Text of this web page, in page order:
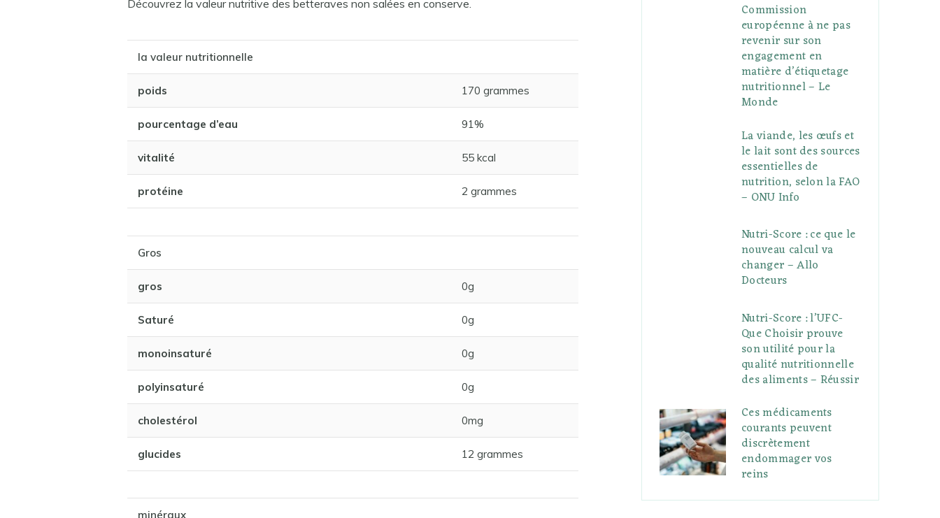
Découvrez la valeur nutritive des betteraves non salées en conserve.
la valeur nutritionnelle
poids 170 grammes
pourcentage d’eau 91%
vitalité 55 kcal
protéine 2 grammes
Gros
gros 0g
Saturé 0g
monoinsaturé 0g
polyinsaturé 0g
cholestérol 0mg
glucides 12 grammes
minéraux
Commission
européenne à ne pas
revenir sur son
engagement en
matière d’étiquetage
nutritionnel – Le
Monde
La viande, les œufs et
le lait sont des sources
essentielles de
nutrition, selon la FAO
– ONU Info
Nutri-Score : ce que le
nouveau calcul va
changer – Allo
Docteurs
Nutri-Score : l’UFC-
Que Choisir prouve
son utilité pour la
qualité nutritionnelle
des aliments – Réussir
Ces médicaments
courants peuvent
discrètement
endommager vos
reins